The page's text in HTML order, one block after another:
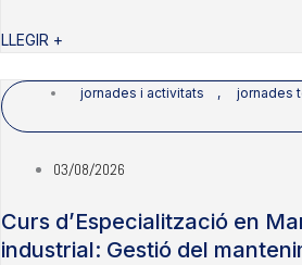
LLEGIR +
jornades i activitats , jornades
03/08/2026
Curs d’Especialització en
industrial: Gestió del